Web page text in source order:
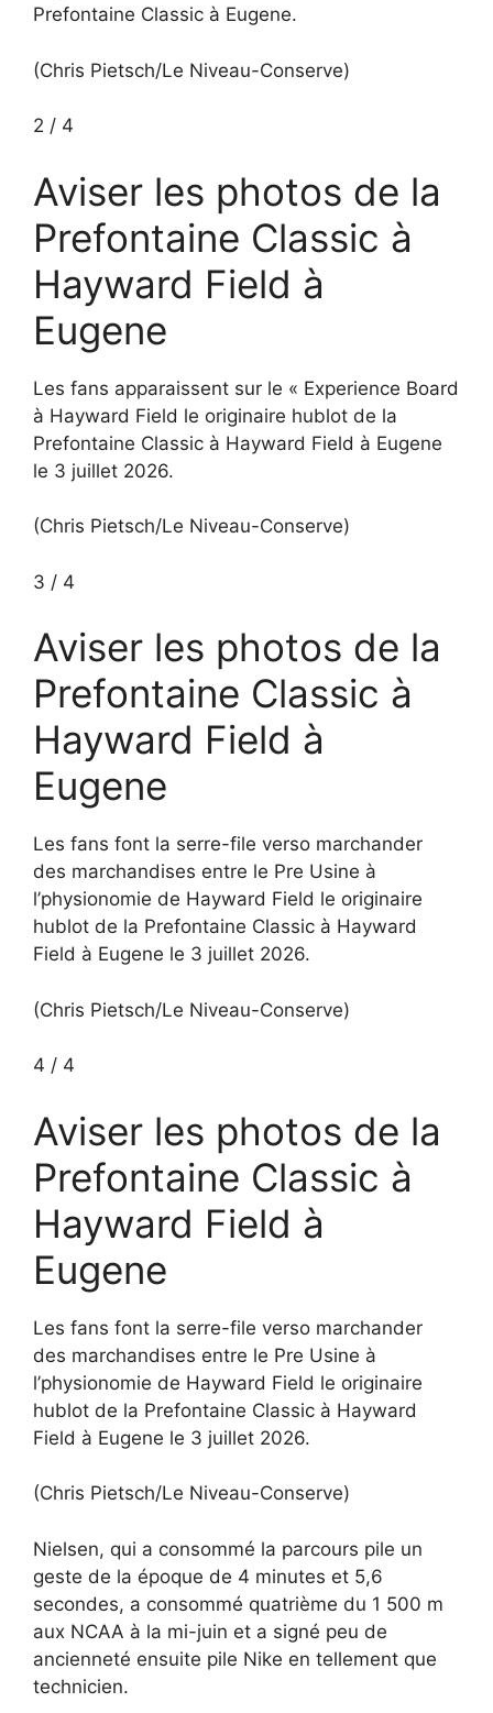
Prefontaine Classic à Eugene.
(Chris Pietsch/Le Niveau-Conserve)
2 / 4
Aviser les photos de la
Prefontaine Classic à
Hayward Field à
Eugene
Les fans apparaissent sur le « Experience Board
à Hayward Field le originaire hublot de la
Prefontaine Classic à Hayward Field à Eugene
le 3 juillet 2026.
(Chris Pietsch/Le Niveau-Conserve)
3 / 4
Aviser les photos de la
Prefontaine Classic à
Hayward Field à
Eugene
Les fans font la serre-file verso marchander
des marchandises entre le Pre Usine à
l’physionomie de Hayward Field le originaire
hublot de la Prefontaine Classic à Hayward
Field à Eugene le 3 juillet 2026.
(Chris Pietsch/Le Niveau-Conserve)
4 / 4
Aviser les photos de la
Prefontaine Classic à
Hayward Field à
Eugene
Les fans font la serre-file verso marchander
des marchandises entre le Pre Usine à
l’physionomie de Hayward Field le originaire
hublot de la Prefontaine Classic à Hayward
Field à Eugene le 3 juillet 2026.
(Chris Pietsch/Le Niveau-Conserve)
Nielsen, qui a consommé la parcours pile un
geste de la époque de 4 minutes et 5,6
secondes, a consommé quatrième du 1 500 m
aux NCAA à la mi-juin et a signé peu de
ancienneté ensuite pile Nike en tellement que
technicien.